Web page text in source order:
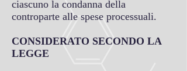
ciascuno la condanna della
controparte alle spese processuali.
CONSIDERATO SECONDO LA
LEGGE